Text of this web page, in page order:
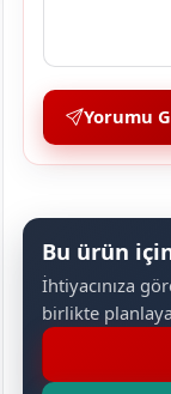
Yorumu
Bu ürün
İhtiyacınıza
birlikte